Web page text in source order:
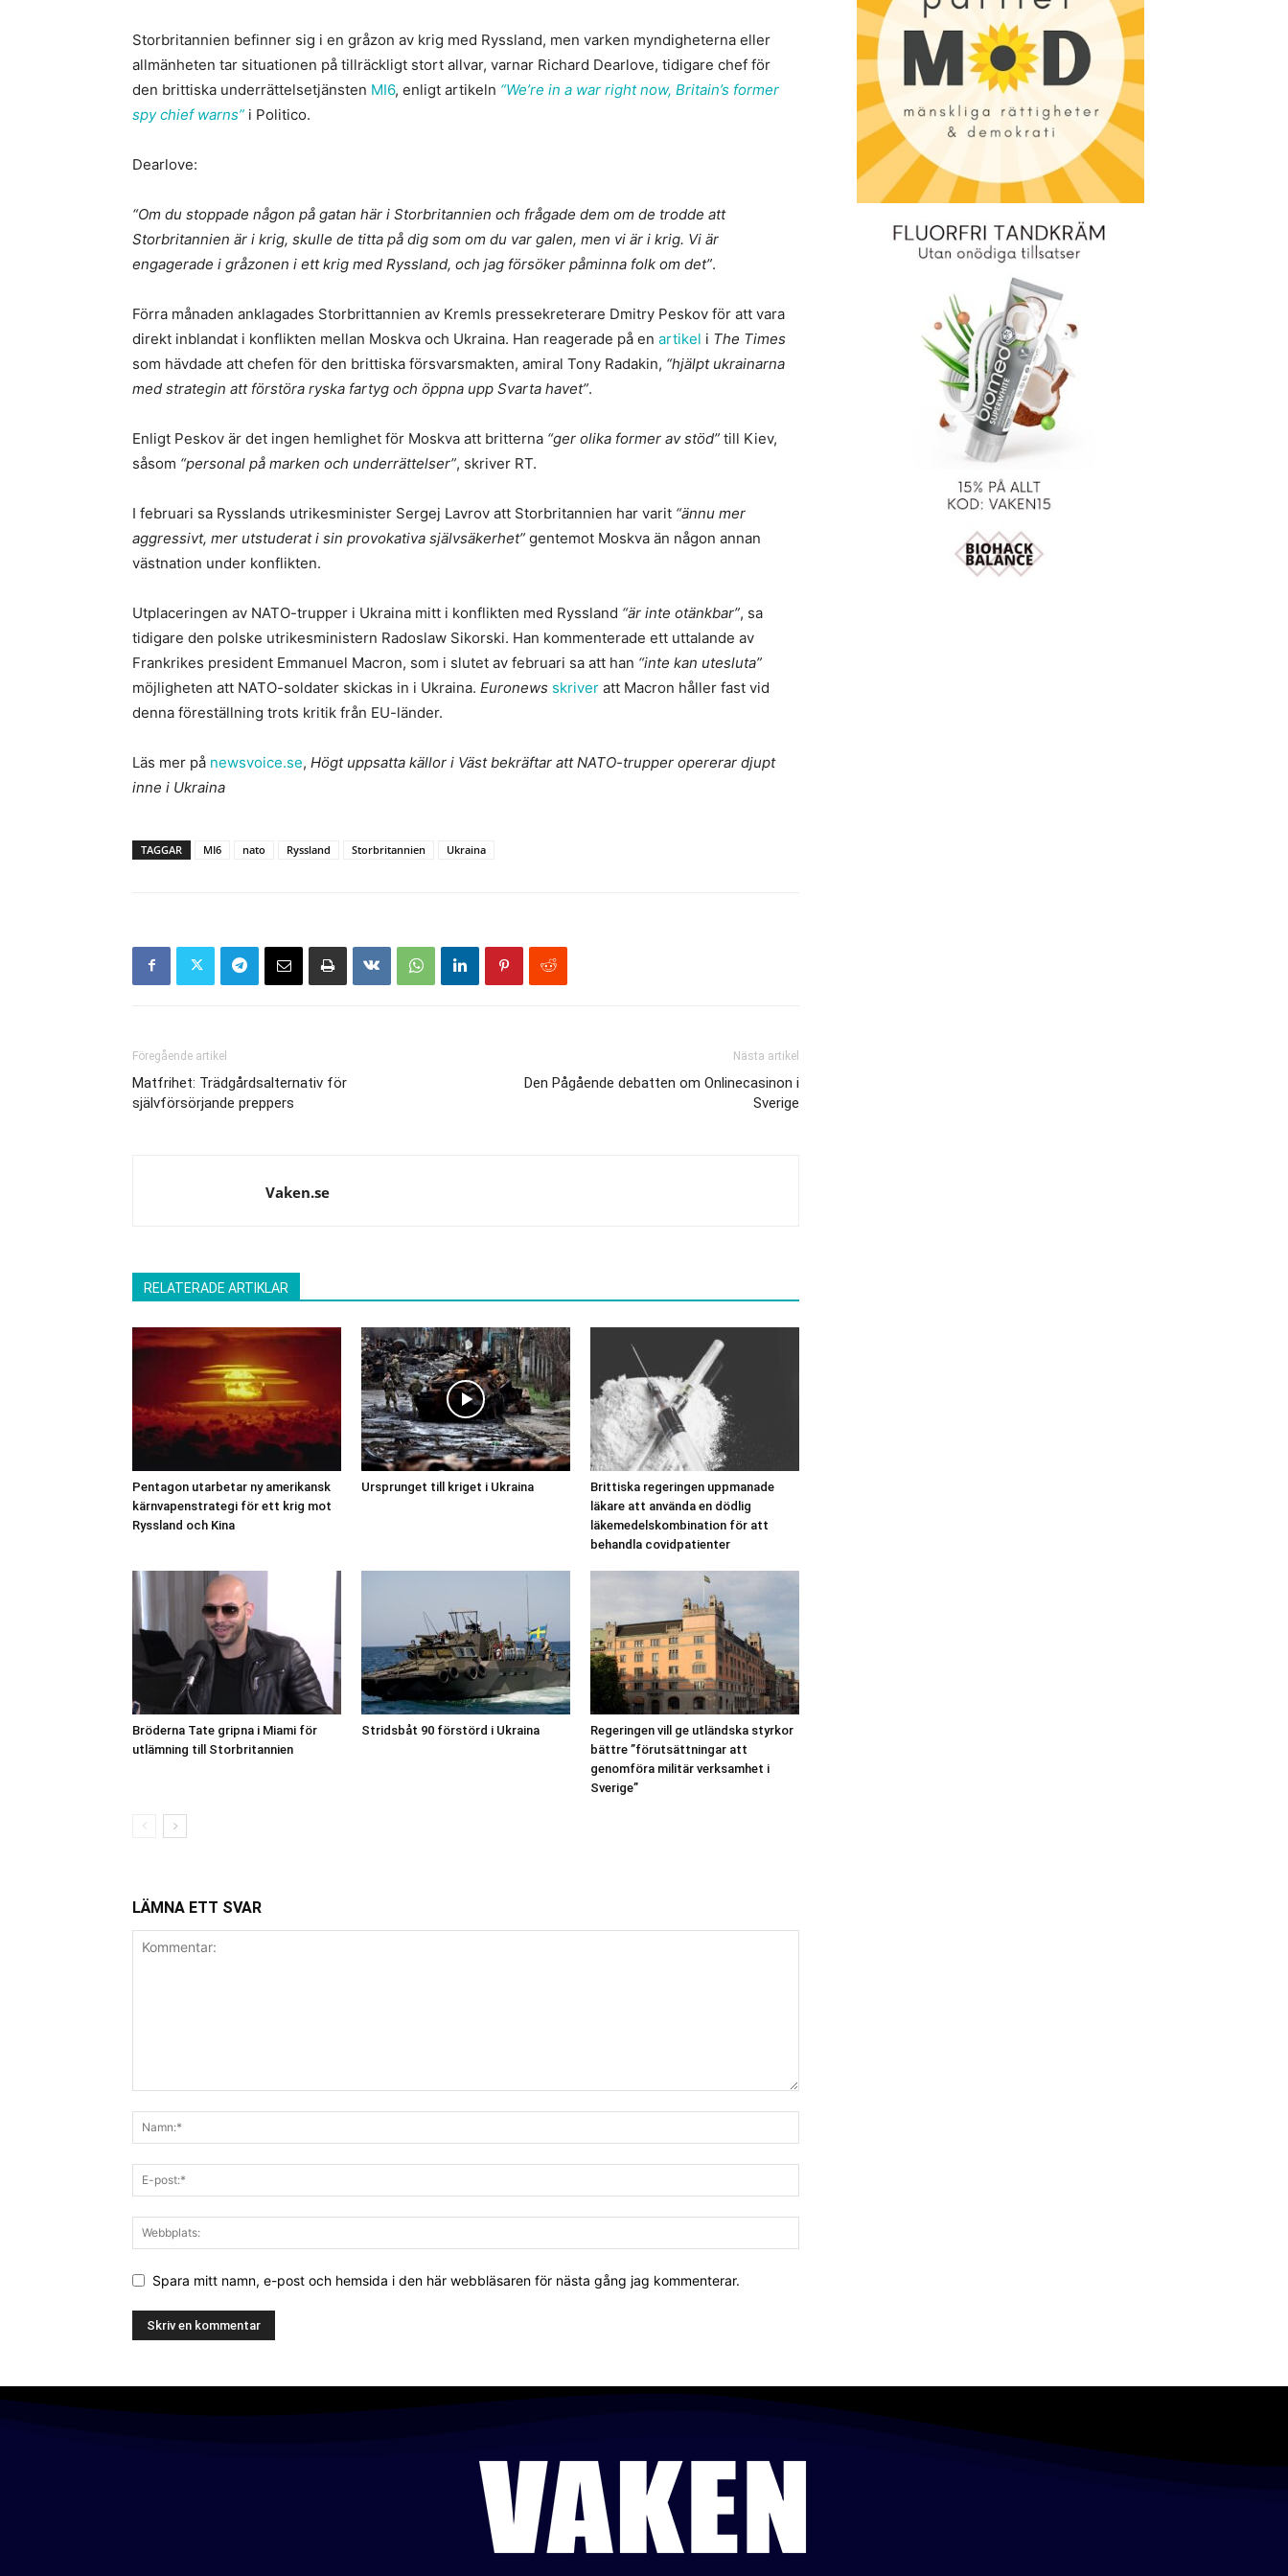
Storbritannien befinner sig i en gråzon av krig med Ryssland, men varken myndigheterna eller
allmänheten tar situationen på tillräckligt stort allvar, varnar Richard Dearlove, tidigare chef för
den brittiska underrättelsetjänsten MI6, enligt artikeln “We’re in a war right now, Britain’s former
spy chief warns” i Politico.
Dearlove:
“Om du stoppade någon på gatan här i Storbritannien och frågade dem om de trodde att
Storbritannien är i krig, skulle de titta på dig som om du var galen, men vi är i krig. Vi är
engagerade i gråzonen i ett krig med Ryssland, och jag försöker påminna folk om det”.
Förra månaden anklagades Storbrittannien av Kremls pressekreterare Dmitry Peskov för att vara
direkt inblandat i konflikten mellan Moskva och Ukraina. Han reagerade på en artikel i The Times
som hävdade att chefen för den brittiska försvarsmakten, amiral Tony Radakin, “hjälpt ukrainarna
med strategin att förstöra ryska fartyg och öppna upp Svarta havet”.
Enligt Peskov är det ingen hemlighet för Moskva att britterna “ger olika former av stöd” till Kiev,
såsom “personal på marken och underrättelser”, skriver RT.
I februari sa Rysslands utrikesminister Sergej Lavrov att Storbritannien har varit “ännu mer
aggressivt, mer utstuderat i sin provokativa självsäkerhet” gentemot Moskva än någon annan
västnation under konflikten.
Utplaceringen av NATO-trupper i Ukraina mitt i konflikten med Ryssland “är inte otänkbar”, sa
tidigare den polske utrikesministern Radoslaw Sikorski. Han kommenterade ett uttalande av
Frankrikes president Emmanuel Macron, som i slutet av februari sa att han “inte kan utesluta”
möjligheten att NATO-soldater skickas in i Ukraina. Euronews skriver att Macron håller fast vid
denna föreställning trots kritik från EU-länder.
Läs mer på newsvoice.se, Högt uppsatta källor i Väst bekräftar att NATO-trupper opererar djupt
inne i Ukraina
TAGGAR MI6 nato Ryssland Storbritannien Ukraina
Föregående artikel
Matfrihet: Trädgårdsalternativ för
självförsörjande preppers
Nästa artikel
Den Pågående debatten om Onlinecasinon i
Sverige
Vaken.se
RELATERADE ARTIKLAR
Pentagon utarbetar ny amerikansk
kärnvapenstrategi för ett krig mot
Ryssland och Kina
Ursprunget till kriget i Ukraina
Brittiska regeringen uppmanade
läkare att använda en dödlig
läkemedelskombination för att
behandla covidpatienter
Bröderna Tate gripna i Miami för
utlämning till Storbritannien
Stridsbåt 90 förstörd i Ukraina
Regeringen vill ge utländska styrkor
bättre ”förutsättningar att
genomföra militär verksamhet i
Sverige”
LÄMNA ETT SVAR
Spara mitt namn, e-post och hemsida i den här webbläsaren för nästa gång jag kommenterar.